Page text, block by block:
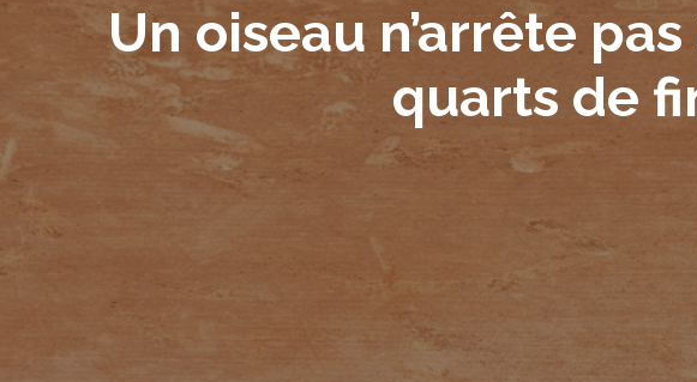
Un oiseau n’arrête
quarts de